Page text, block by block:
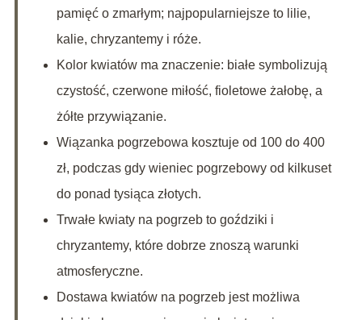
pamięć o zmarłym; najpopularniejsze to lilie,
kalie, chryzantemy i róże.
Kolor kwiatów ma znaczenie: białe symbolizują
czystość, czerwone miłość, fioletowe żałobę, a
żółte przywiązanie.
Wiązanka pogrzebowa kosztuje od 100 do 400
zł, podczas gdy wieniec pogrzebowy od kilkuset
do ponad tysiąca złotych.
Trwałe kwiaty na pogrzeb to goździki i
chryzantemy, które dobrze znoszą warunki
atmosferyczne.
Dostawa kwiatów na pogrzeb jest możliwa